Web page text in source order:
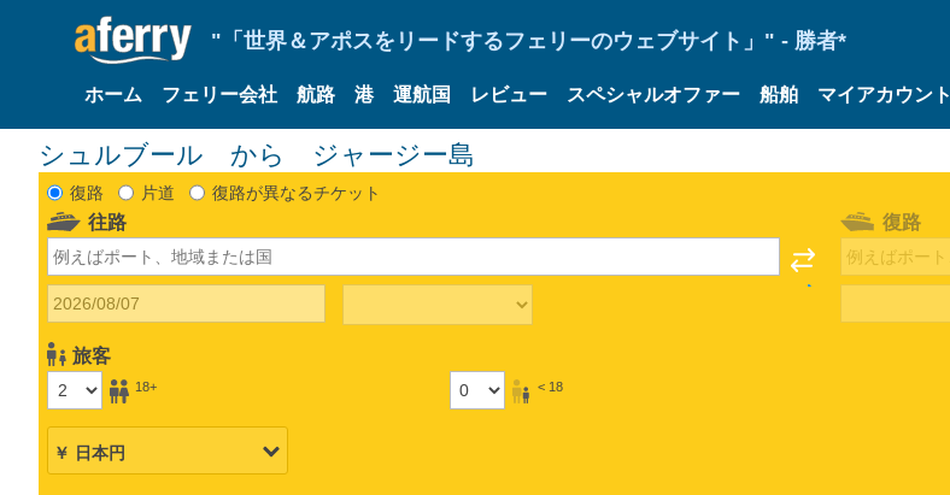
"「世界＆アポスをリードするフェリーのウェブサイト」" - 勝者*
ホーム フェリー会社 航路 港 運航国 レビュー スペシャルオファー 船舶 マイアカウント
シュルブール から ジャージー島
復路 片道 復路が異なるチケット
往路
旅客
18+ < 18
復路